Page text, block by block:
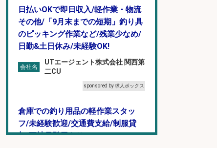
日払いOKで即日収入/軽作業・物流
その他/「9月末までの短期」釣り具
のピッキング作業など/残業少なめ/
日勤&土日休み/未経験OK!
会社名
UTエージェント株式会社 関西第
二CU
sponsored by 求人ボックス
倉庫での釣り用品の軽作業スタッ
フ/未経験歓迎/交通費支給/制服貸
与/正社員登用あり